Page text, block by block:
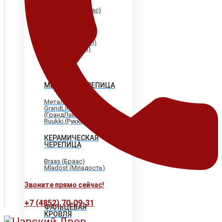
Shinglas (Шинглас)
Katepal (Катепал)
Icopal (Икопал)
МЕТАЛЛОЧЕРЕПИЦА
МеталлПрофиль
GrandLine
(ГрандЛайн)
Ruukki (Рукки)
КЕРАМИЧЕСКАЯ
ЧЕРЕПИЦА
Braas (Браас)
Mladost (Младость)
ФАЛЬЦЕВАЯ
КРОВЛЯ
Звоните прямо сейчас!
+7 (4852) 70-09-31